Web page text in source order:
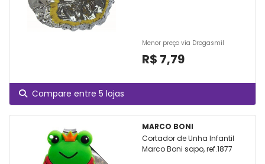
Menor preço via Drogasmil
R$ 7,79
Compare entre 5 lojas
MARCO BONI
Cortador de Unha Infantil
Marco Boni sapo, ref.1877